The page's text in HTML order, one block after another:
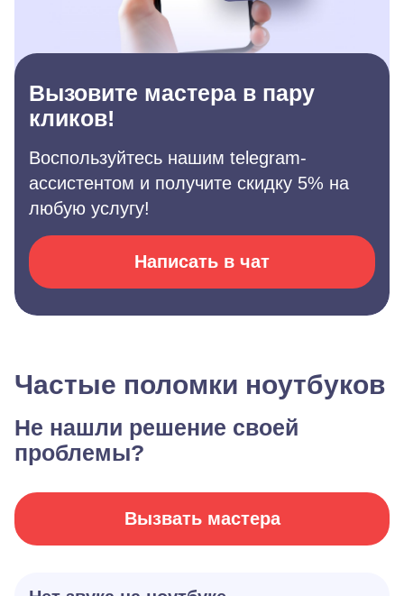
Вызовите мастера в пару
кликов!
Воспользуйтесь нашим telegram-
ассистентом и получите скидку 5% на
любую услугу!
Написать в чат
Частые поломки ноутбуков
Не нашли решение своей
проблемы?
Вызвать мастера